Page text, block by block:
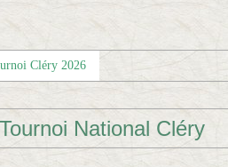
Cléry 2026
Tournoi National Cléry